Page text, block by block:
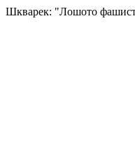
Шкварек: "Лошото